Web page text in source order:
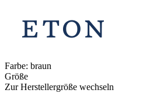
Farbe: braun
Größe
Zur Herstellergröße wechseln